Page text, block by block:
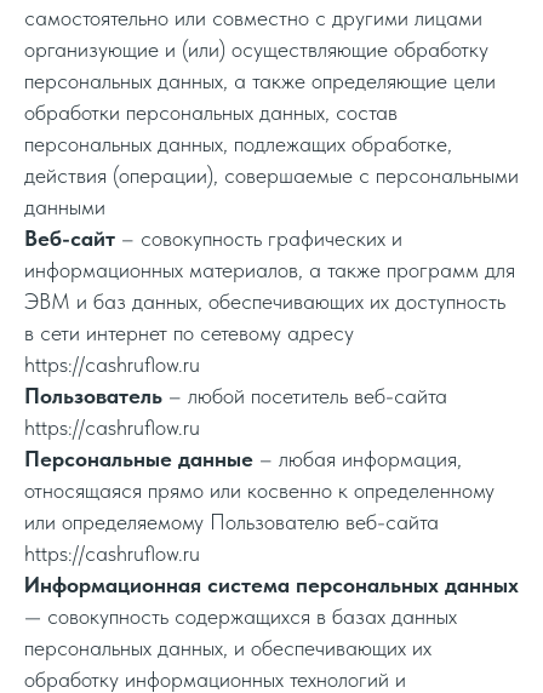
самостоятельно или совместно с другими лицами
организующие и (или) осуществляющие обработку
персональных данных, а также определяющие цели
обработки персональных данных, состав
персональных данных, подлежащих обработке,
действия (операции), совершаемые с персональными
данными
Веб-сайт – совокупность графических и
информационных материалов, а также программ для
ЭВМ и баз данных, обеспечивающих их доступность
в сети интернет по сетевому адресу
https://cashruflow.ru
Пользователь – любой посетитель веб-сайта
https://cashruflow.ru
Персональные данные – любая информация,
относящаяся прямо или косвенно к определенному
или определяемому Пользователю веб-сайта
https://cashruflow.ru
Информационная система персональных данных
— совокупность содержащихся в базах данных
персональных данных, и обеспечивающих их
обработку информационных технологий и